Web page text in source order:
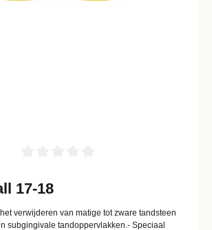
17-18
verwijderen van matige tot zware tandsteen
subgingivale tandoppervlakken.- Speciaal